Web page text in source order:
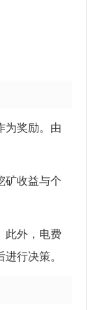
为奖励。由
矿收益与个
此外，电费
行决策。